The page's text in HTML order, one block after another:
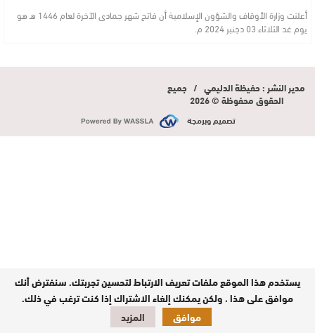
أعلنت وزارة الأوقاف والشؤون الإسلامية أن فاتح شهر جمادى الآخرة لعام 1446 هـ هو
يوم غد الثلاثاء 03 دجنبر 2024 م.
مدير النشر : حفيظة الدليمي / جميع
الحقوق محفوظة © 2026
تصميم وبرمجة
يستخدم هذا الموقع ملفات تعريف الارتباط لتحسين تجربتك. سنفترض أنك
موافق على هذا ، ولكن يمكنك إلغاء الاشتراك إذا كنت ترغب في ذلك.
موافق
المزيد